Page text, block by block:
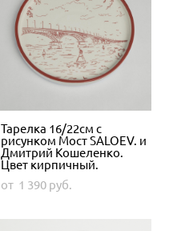
Тарелка 16/22см с
рисунком Мост SALOEV. и
Дмитрий Кошеленко.
Цвет кирпичный.
от 1 390 pуб.